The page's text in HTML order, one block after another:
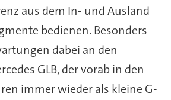
aus dem In- und Ausland
bedienen. Besonders
dabei an den
GLB, der vorab in den
immer wieder als kleine G-